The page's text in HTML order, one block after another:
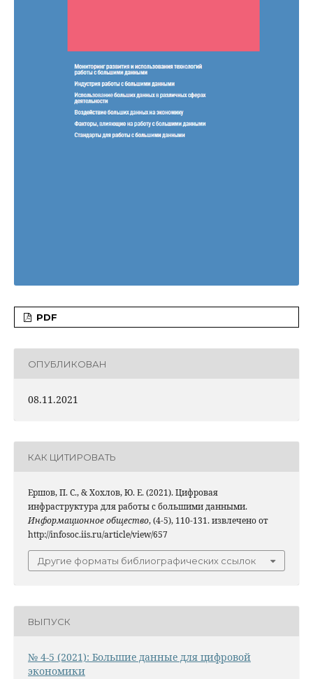
PDF
ОПУБЛИКОВАН
08.11.2021
КАК ЦИТИРОВАТЬ
Ершов, П. С., & Хохлов, Ю. Е. (2021). Цифровая
инфраструктура для работы с большими данными.
Информационное общество, (4-5), 110-131. извлечено от
http://infosoc.iis.ru/article/view/657
Другие форматы библиографических ссылок
ВЫПУСК
№ 4-5 (2021): Большие данные для цифровой
экономики